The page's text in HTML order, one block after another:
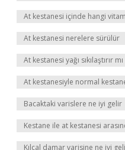
At kestanesi içinde hangi
At kestanesi nerelere sürülür
At kestanesi yağı sıkılaştırır mı
At kestanesiyle normal
Bacaktaki varislere ne iyi gelir
Kestane ile at kestanesi
Kılcal damar varisine ne iyi